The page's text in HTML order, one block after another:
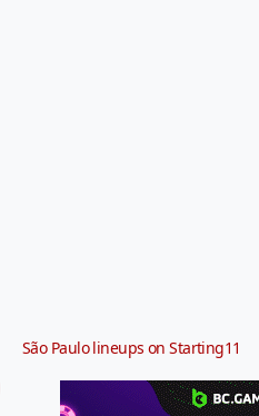
São Paulo lineups on Starting11